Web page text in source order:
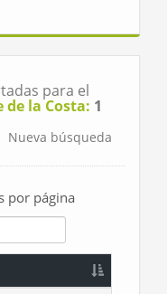
para el
de la Costa: 1
Nueva búsqueda
por página